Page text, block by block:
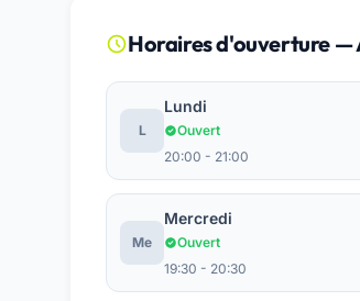
Horaires d'ouverture —
L
Lundi
Ouvert
20:00 - 21:00
Me
Mercredi
Ouvert
19:30 - 20:30